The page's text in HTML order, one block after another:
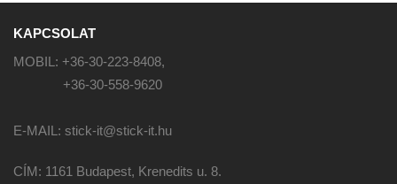
KAPCSOLAT
MOBIL: +36-30-223-8408,
+36-30-558-9620
E-MAIL: stick-it@stick-it.hu
CÍM: 1161 Budapest, Krenedits u. 8.